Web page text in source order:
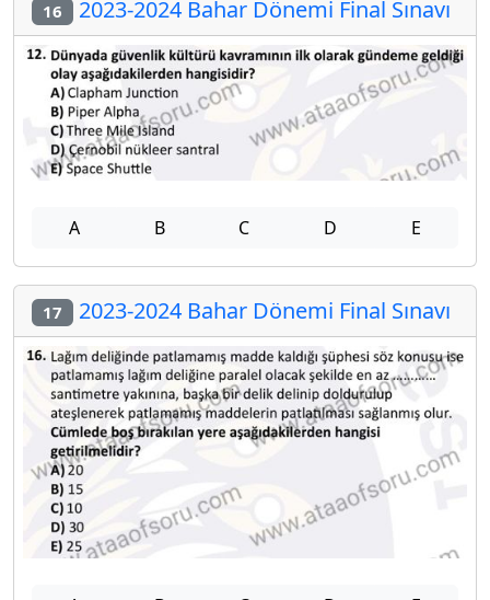
16 2023-2024 Bahar Dönemi Final Sınavı
A B C D E
17 2023-2024 Bahar Dönemi Final Sınavı